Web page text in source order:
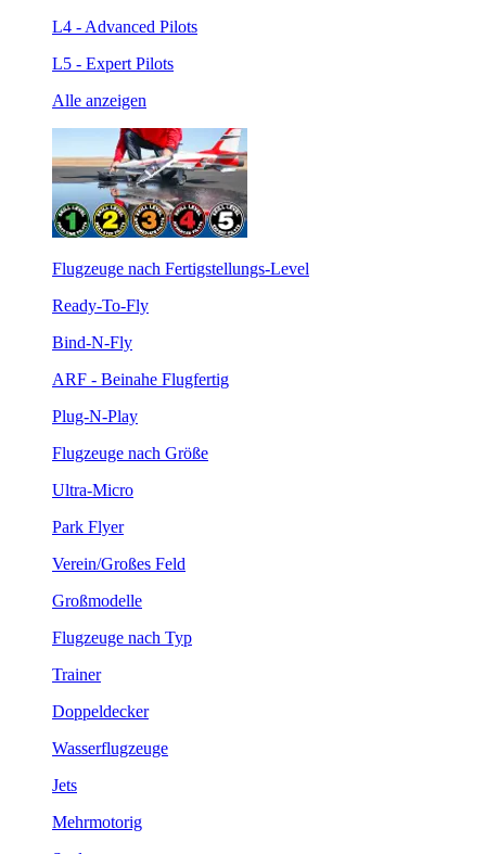
L4 - Advanced Pilots
L5 - Expert Pilots
Alle anzeigen
Flugzeuge nach Fertigstellungs-Level
Ready-To-Fly
Bind-N-Fly
ARF - Beinahe Flugfertig
Plug-N-Play
Flugzeuge nach Größe
Ultra-Micro
Park Flyer
Verein/Großes Feld
Großmodelle
Flugzeuge nach Typ
Trainer
Doppeldecker
Wasserflugzeuge
Jets
Mehrmotorig